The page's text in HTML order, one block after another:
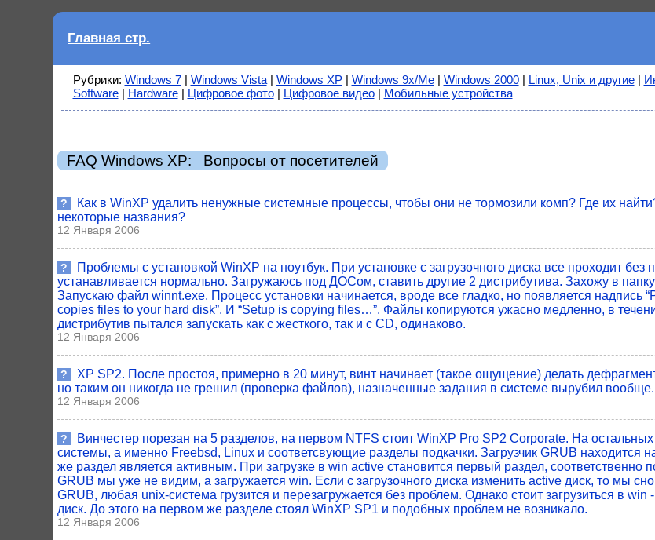
Главная стр.
Рубрики: Windows 7| Windows Vista| Windows XP| Windows 9x/Me| Windows 2000| Linux, Unix и другие|
Software| Hardware| Цифровое фото| Цифровое видео| Мобильные устройства
FAQ Windows XP: Вопросы от посетителей
?
Как в WinXP удалить ненужные системные процессы, чтобы они не тормозили комп? Где их
некоторые названия?
12 Января 2006
?
Проблемы с установкой WinXP на ноутбук. При установке с загрузочного диска все проходит без
устанавливается нормально. Загружаюсь под ДОСом, ставить другие 2 дистрибутива. Захожу в
Запускаю файл winnt.exe. Процесс установки начинается, вроде все гладко, но появляется надпись
copies files to your hard disk”. И “Setup is copying files…”. Файлы копируются ужасно медленно, в
дистрибутив пытался запускать как с жесткого, так и с CD, одинаково.
12 Января 2006
?
XP SP2. После простоя, примерно в 20 минут, винт начинает (такое ощущение) делать
но таким он никогда не грешил (проверка файлов), назначенные задания в системе вырубил
12 Января 2006
?
Винчестер порезан на 5 разделов, на первом NTFS стоит WinXP Pro SP2 Corporate. На
системы, а именно Freebsd, Linux и соответсвующие разделы подкачки. Загрузчик GRUB находится
же раздел является активным. При загрузке в win active становится первый раздел, соответственно
GRUB мы уже не видим, а загружается win. Если с загрузочного диска изменить active диск, то мы
GRUB, любая unix-система грузится и перезагружается без проблем. Однако стоит загрузиться в win
диск. До этого на первом же разделе стоял WinXP SP1 и подобных проблем не возникало.
12 Января 2006